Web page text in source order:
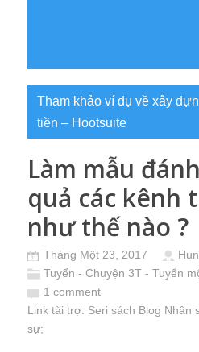
Tham khảo ví dụ về xây
tiền – Hootsuite
Làm mẫu
quả các kênh
như thế nào ?
Tháng Một 23, 2017
Tuyển - Chuyện 3T - Tuyển
1 comment
Link tài trợ: Seri sách Blog Nhân
sự;